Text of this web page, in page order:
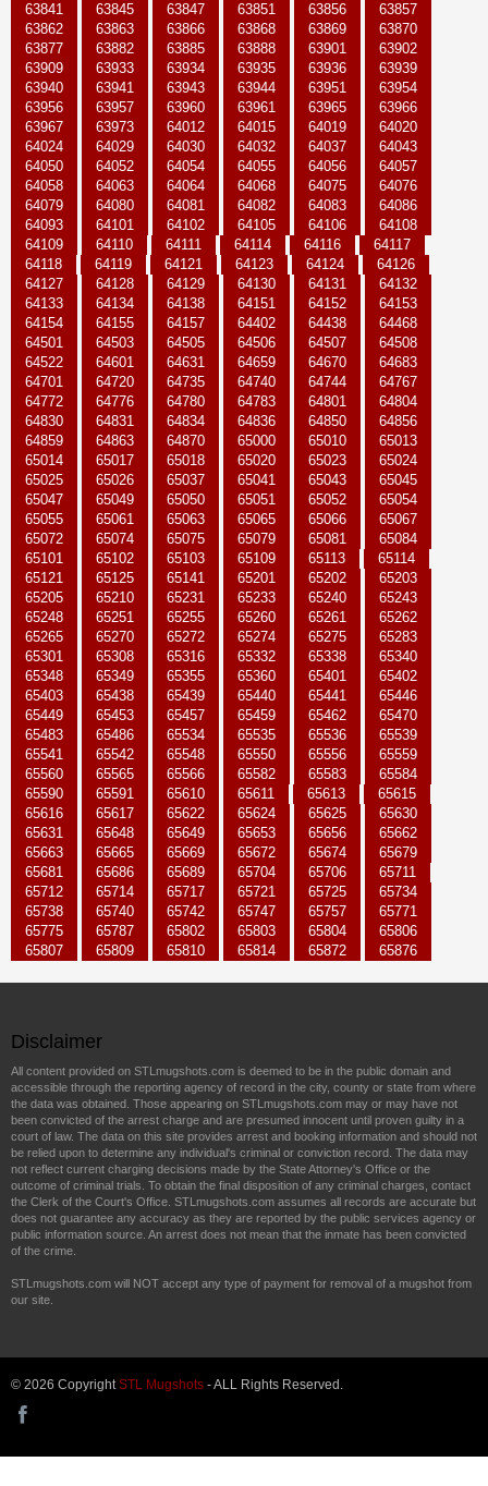
63841
63845 63847 63851 63856
63857
63862
63863 63866 63868 63869
63870
63877
63882 63885 63888 63901
63902
63909
63933 63934 63935 63936
63939
63940
63941 63943 63944 63951
63954
63956
63957 63960 63961 63965
63966
63967
63973 64012 64015 64019
64020
64024
64029 64030 64032 64037
64043
64050
64052 64054 64055 64056
64057
64058
64063 64064 64068 64075
64076
64079
64080 64081 64082 64083
64086
64093
64101 64102 64105 64106
64108
64109
64110 64111 64114 64116
64117
64118
64119 64121 64123 64124
64126
64127
64128 64129 64130 64131
64132
64133
64134 64138 64151 64152
64153
64154
64155 64157 64402 64438
64468
64501
64503 64505 64506 64507
64508
64522
64601 64631 64659 64670
64683
64701
64720 64735 64740 64744
64767
64772
64776 64780 64783 64801
64804
64830
64831 64834 64836 64850
64856
64859
64863 64870 65000 65010
65013
65014
65017 65018 65020 65023
65024
65025
65026 65037 65041 65043
65045
65047
65049 65050 65051 65052
65054
65055
65061 65063 65065 65066
65067
65072
65074 65075 65079 65081
65084
65101
65102 65103 65109 65113
65114
65121
65125 65141 65201 65202
65203
65205
65210 65231 65233 65240
65243
65248
65251 65255 65260 65261
65262
65265
65270 65272 65274 65275
65283
65301
65308 65316 65332 65338
65340
65348
65349 65355 65360 65401
65402
65403
65438 65439 65440 65441
65446
65449
65453 65457 65459 65462
65470
65483
65486 65534 65535 65536
65539
65541
65542 65548 65550 65556
65559
65560
65565 65566 65582 65583
65584
65590
65591 65610 65611 65613
65615
65616
65617 65622 65624 65625
65630
65631
65648 65649 65653 65656
65662
65663
65665 65669 65672 65674
65679
65681
65686 65689 65704 65706
65711
65712
65714 65717 65721 65725
65734
65738
65740 65742 65747 65757
65771
65775
65787 65802 65803 65804
65806
65807
65809 65810 65814 65872 65876
Disclaimer
All content provided on STLmugshots.com is deemed to be in the public domain and
accessible through the reporting agency of record in the city, county or state from where
the data was obtained. Those appearing on STLmugshots.com may or may have not
been convicted of the arrest charge and are presumed innocent until proven guilty in a
court of law. The data on this site provides arrest and booking information and should not
be relied upon to determine any individual's criminal or conviction record. The data may
not reflect current charging decisions made by the State Attorney's Office or the
outcome of criminal trials. To obtain the final disposition of any criminal charges, contact
the Clerk of the Court's Office. STLmugshots.com assumes all records are accurate but
does not guarantee any accuracy as they are reported by the public services agency or
public information source. An arrest does not mean that the inmate has been convicted
of the crime.
STLmugshots.com will NOT accept any type of payment for removal of a mugshot from
our site.
© 2026 CopyrightSTL Mugshots - ALL Rights Reserved.